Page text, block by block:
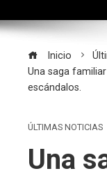
Inicio
Una saga
escándalos.
ÚLTIMAS NOTICIAS
Una